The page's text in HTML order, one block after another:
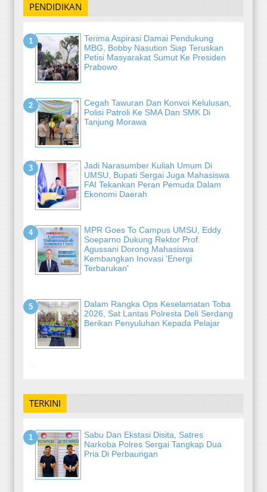
PENDIDIKAN
Terima Aspirasi Damai Pendukung
MBG, Bobby Nasution Siap Teruskan
Petisi Masyarakat Sumut Ke Presiden
Prabowo
Cegah Tawuran Dan Konvoi Kelulusan,
Polisi Patroli Ke SMA Dan SMK Di
Tanjung Morawa
Jadi Narasumber Kuliah Umum Di
UMSU, Bupati Sergai Juga Mahasiswa
FAI Tekankan Peran Pemuda Dalam
Ekonomi Daerah
MPR Goes To Campus UMSU, Eddy
Soeparno Dukung Rektor Prof.
Agussani Dorong Mahasiswa
Kembangkan Inovasi 'Energi
Terbarukan'
Dalam Rangka Ops Keselamatan Toba
2026, Sat Lantas Polresta Deli Serdang
Berikan Penyuluhan Kepada Pelajar
-
TERKINI
Sabu Dan Ekstasi Disita, Satres
Narkoba Polres Sergai Tangkap Dua
Pria Di Perbaungan